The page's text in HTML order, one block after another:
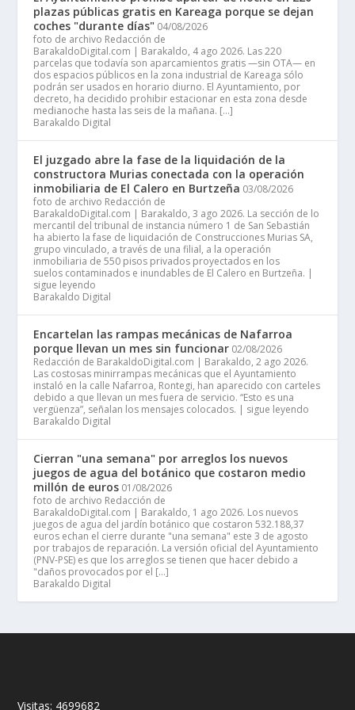
plazas públicas gratis en Kareaga porque se dejan
coches "durante días" 04/08/2026
foto de archivo Redacción de
BarakaldoDigital.com | Barakaldo, 4 ago 2026. Las 220
parcelas que todavía son aparcamientos gratis —sin OTA— en
dos espacios públicos en la zona industrial de Kareaga sólo
podrán ser usados en horario diurno. El Ayuntamiento, por
decreto, ha decidido prohibir estacionar en esta zona desde
medianoche hasta las seis de la mañana. […]
Barakaldo Digital
El juzgado abre la fase de la liquidación de la
constructora Murias conectada con la operación
inmobiliaria de El Calero en Burtzeña 03/08/2026
foto de archivo Redacción de
BarakaldoDigital.com | Barakaldo, 3 ago 2026. La sección de lo
mercantil del tribunal de instancia número 1 de San Sebastián
ha abierto la fase de liquidación de Construcciones Murias SA,
grupo vinculado, a través de una filial, a la operación
inmobiliaria de 550 pisos privados proyectados en los
suelos contaminados e inundables de El Calero en Burtzeña. |
sigue leyendo
Barakaldo Digital
Encartelan las rampas mecánicas de Nafarroa
porque llevan un mes sin funcionar 02/08/2026
Redacción de BarakaldoDigital.com | Barakaldo, 2 ago 2026.
Las costosas minirrampas mecánicas que el Ayuntamiento
instaló en la calle Nafarroa, Rontegi, han aparecido con carteles
debido a que llevan un mes fuera de servicio. “Esto es una
vergüenza”, señalan los mensajes colocados. | sigue leyendo
Barakaldo Digital
Cierran "una semana" por arreglos los nuevos
juegos de agua del botánico que costaron medio
millón de euros 01/08/2026
foto de archivo Redacción de
BarakaldoDigital.com | Barakaldo, 1 ago 2026. Los nuevos
juegos de agua del jardín botánico que costaron 532.188,37
euros echan el cierre durante "una semana" este 3 de agosto
por trabajos de reparación. La versión oficial del Ayuntamiento
(PNV-PSE) es que los arreglos se tienen que hacer debido a
"daños provocados por el […]
Barakaldo Digital
Visitas: 4699682